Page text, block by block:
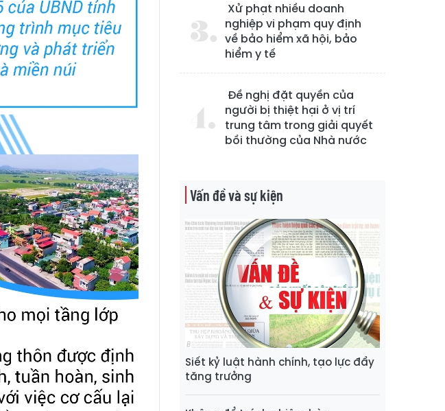
Xử phạt nhiều doanh
nghiệp vi phạm quy định
về bảo hiểm xã hội, bảo
hiểm y tế
Đề nghị đặt quyền của
người bị thiệt hại ở vị trí
trung tâm trong giải quyết
bồi thường của Nhà nước
Vấn đề và sự kiện
Siết kỷ luật hành chính, tạo lực đẩy
tăng trưởng